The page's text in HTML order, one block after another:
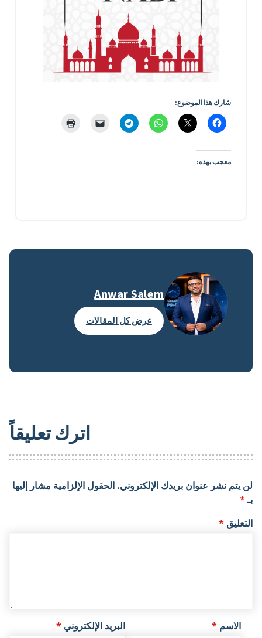
شارك هذا الموضوع:
معجب بهذه:
Anwar Salem
عرض كل المقالات
اترك تعليقاً
لن يتم نشر عنوان بريدك الإلكتروني. الحقول الإلزامية مشار إليها
بـ*
التعليق*
الاسم * البريد الإلكتروني *